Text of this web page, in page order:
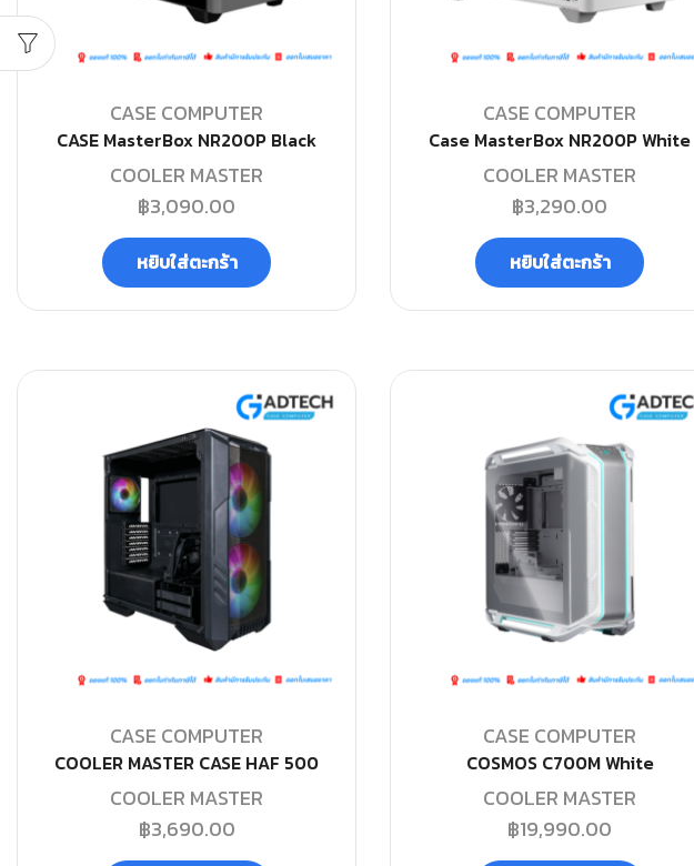
CASE COMPUTER
CASE MasterBox NR200P Black
COOLER MASTER
฿3,090.00
หยิบใส่ตะกร้า
CASE COMPUTER
Case MasterBox NR200P White
COOLER MASTER
฿3,290.00
หยิบใส่ตะกร้า
CASE COMPUTER
COOLER MASTER CASE HAF 500
COOLER MASTER
฿3,690.00
CASE COMPUTER
COSMOS C700M White
COOLER MASTER
฿19,990.00